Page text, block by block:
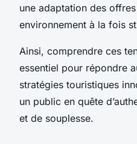
une adaptation des
environnement à la fois
Ainsi, comprendre ces
essentiel pour répondre
stratégies touristiques
un public en quête
et de souplesse.